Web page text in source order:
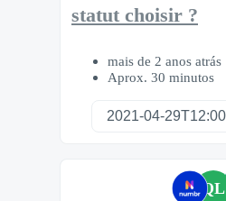
statut choisir ?
mais de 2 anos atrás
Aprox. 30 minutos
QL